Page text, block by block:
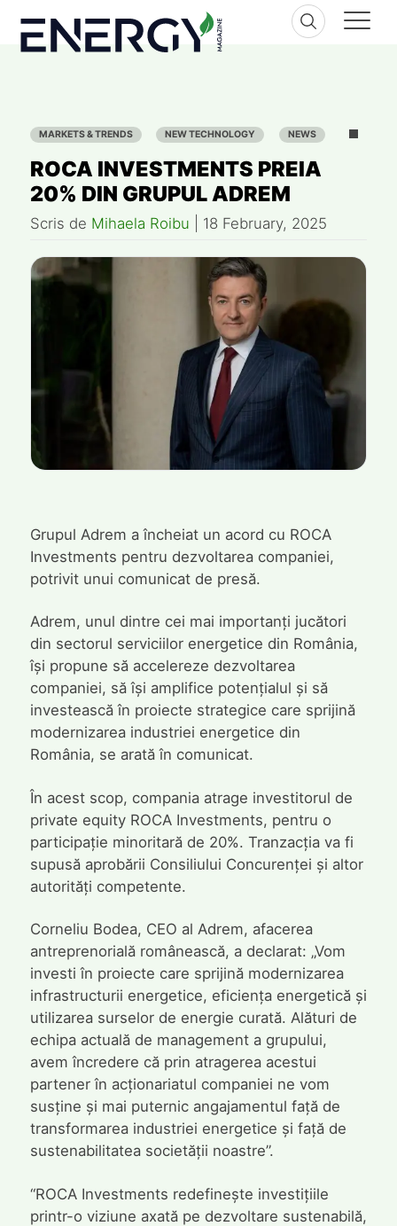
content
MARKETS & TRENDS NEW TECHNOLOGY NEWS
ROCA INVESTMENTS PREIA
20% DIN GRUPUL ADREM
Scris de Mihaela Roibu 18 February, 2025
Grupul Adrem a încheiat un acord cu ROCA
Investments pentru dezvoltarea companiei,
potrivit unui comunicat de presă.
Adrem, unul dintre cei mai importanți jucători
din sectorul serviciilor energetice din România,
își propune să accelereze dezvoltarea
companiei, să își amplifice potențialul și să
investească în proiecte strategice care sprijină
modernizarea industriei energetice din
România, se arată în comunicat.
În acest scop, compania atrage investitorul de
private equity ROCA Investments, pentru o
participație minoritară de 20%. Tranzacția va fi
supusă aprobării Consiliului Concurenței și altor
autorități competente.
Corneliu Bodea, CEO al Adrem, afacerea
antreprenorială românească, a declarat: „Vom
investi în proiecte care sprijină modernizarea
infrastructurii energetice, eficiența energetică și
utilizarea surselor de energie curată. Alături de
echipa actuală de management a grupului,
avem încredere că prin atragerea acestui
partener în acționariatul companiei ne vom
susține și mai puternic angajamentul față de
transformarea industriei energetice și față de
sustenabilitatea societății noastre”.
“ROCA Investments redefinește investițiile
printr-o viziune axată pe dezvoltare sustenabilă,